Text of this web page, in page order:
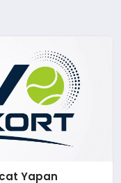
Yapan